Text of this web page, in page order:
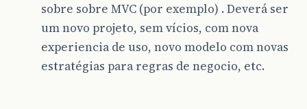
sobre sobre MVC (por exemplo) . Deverá ser
um novo projeto, sem vícios, com nova
experiencia de uso, novo modelo com novas
estratégias para regras de negocio, etc.